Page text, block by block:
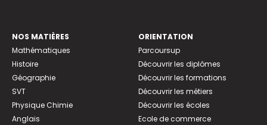
NOS MATIÈRES
Mathématiques
Histoire
Géographie
SVT
Physique Chimie
Anglais
ORIENTATION
Parcoursup
Découvrir les diplômes
Découvrir les formations
Découvrir les métiers
Découvrir les écoles
Ecole de commerce